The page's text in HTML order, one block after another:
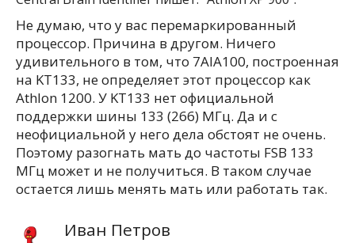
Не думаю, что у вас перемаркированный
процессор. Причина в другом. Ничего
удивительного в том, что 7AIA100, построенная
на KT133, не определяет этот процессор как
Athlon 1200. У KT133 нет официальной
поддержки шины 133 (266) МГц. Да и с
неофициальной у него дела обстоят не очень.
Поэтому разогнать мать до частоты FSB 133
МГц может и не получиться. В таком случае
остается лишь менять мать или работать так.
Иван Петров